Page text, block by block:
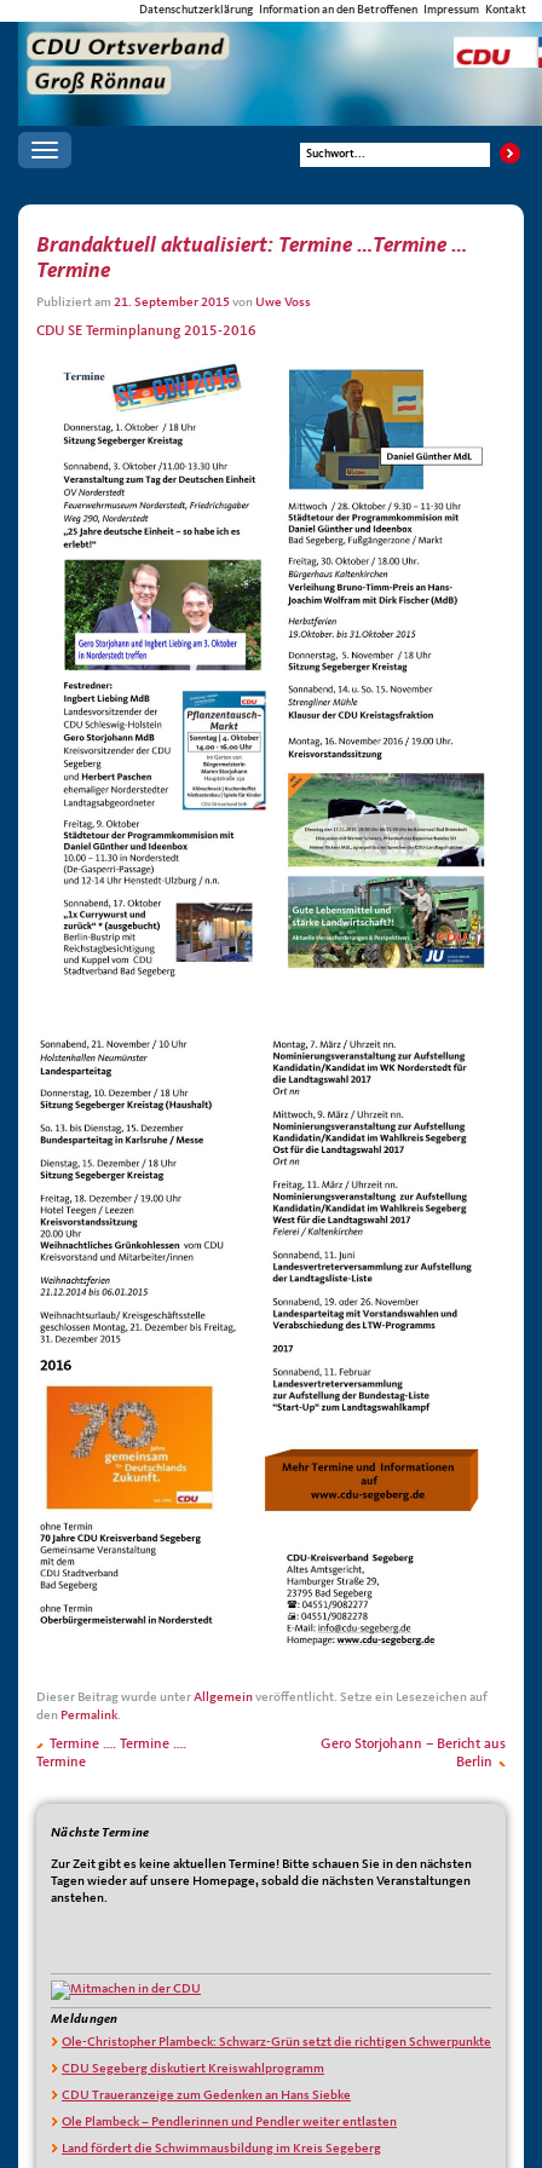
Datenschutzerklärung Information an den Betroffenen Impressum Kontakt
Toggle
navigation
Brandaktuell aktualisiert: Termine …Termine …
Termine
Publiziert am 21. September 2015von Uwe Voss
CDU SE Terminplanung 2015-2016
Dieser Beitrag wurde unterAllgemeinveröffentlicht. Setze ein Lesezeichen auf
den Permalink.
Termine …. Termine ….
Termine
Gero Storjohann – Bericht aus
Berlin
Nächste Termine
Zur Zeit gibt es keine aktuellen Termine! Bitte schauen Sie in den nächsten
Tagen wieder auf unsere Homepage, sobald die nächsten Veranstaltungen
anstehen.
Meldungen
Ole-Christopher Plambeck: Schwarz-Grün setzt die richtigen Schwerpunkte
CDU Segeberg diskutiert Kreiswahlprogramm
CDU Traueranzeige zum Gedenken an Hans Siebke
Ole Plambeck – Pendlerinnen und Pendler weiter entlasten
Land fördert die Schwimmausbildung im Kreis Segeberg